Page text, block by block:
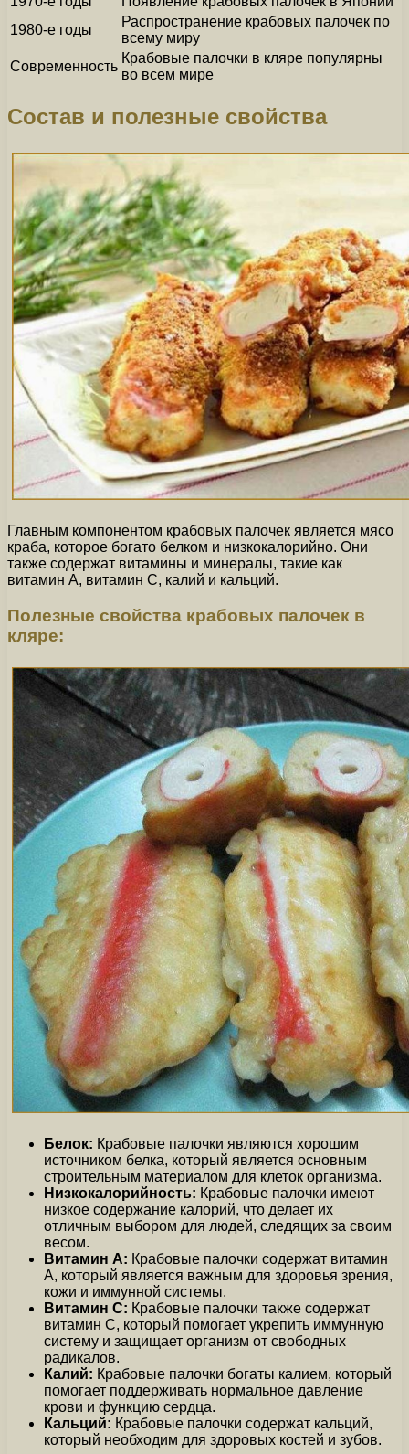
1980-е годы
Распространение крабовых палочек по
всему миру
Современность
Крабовые палочки в кляре популярны
во всем мире
Состав и полезные свойства
Главным компонентом крабовых палочек является мясо
краба, которое богато белком и низкокалорийно. Они
также содержат витамины и минералы, такие как
витамин А, витамин С, калий и кальций.
Полезные свойства крабовых палочек в
кляре:
Белок: Крабовые палочки являются хорошим
источником белка, который является основным
строительным материалом для клеток организма.
Низкокалорийность: Крабовые палочки имеют
низкое содержание калорий, что делает их
отличным выбором для людей, следящих за своим
весом.
Витамин А: Крабовые палочки содержат витамин
А, который является важным для здоровья зрения,
кожи и иммунной системы.
Витамин С: Крабовые палочки также содержат
витамин С, который помогает укрепить иммунную
систему и защищает организм от свободных
радикалов.
Калий: Крабовые палочки богаты калием, который
помогает поддерживать нормальное давление
крови и функцию сердца.
Кальций: Крабовые палочки содержат кальций,
который необходим для здоровых костей и зубов.